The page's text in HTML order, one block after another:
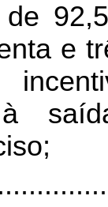
e
à